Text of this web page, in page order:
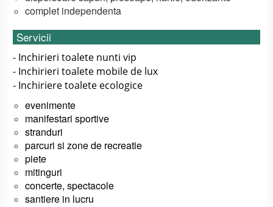
complet independenta
Servicii
- Inchirieri toalete nunti vip
- Inchirieri toalete mobile de lux
- Inchiriere toalete ecologice
evenimente
manifestari sportive
stranduri
parcuri si zone de recreatie
piete
mitinguri
concerte, spectacole
santiere in lucru